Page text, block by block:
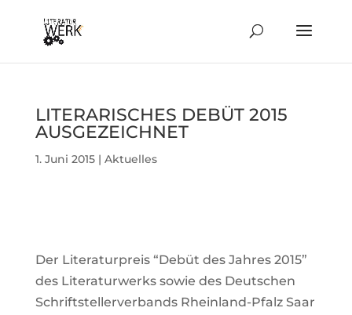
LITE­RA­RI­SCHES DEBÜT 2015
AUSGEZEICHNET
1. Juni 2015| Aktuelles
Der Lite­ra­tur­preis “Debüt des Jahres 2015”
des Lite­ra­tur­werks sowie des Deut­schen
Schrift­stel­ler­ver­bands Rhein­land-Pfalz Saar